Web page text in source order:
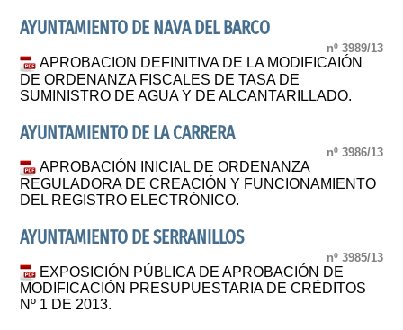
AYUNTAMIENTO DE NAVA DEL BARCO
nº 3989/13
APROBACION DEFINITIVA DE LA MODIFICAIÓN
DE ORDENANZA FISCALES DE TASA DE
SUMINISTRO DE AGUA Y DE ALCANTARILLADO.
AYUNTAMIENTO DE LA CARRERA
nº 3986/13
APROBACIÓN INICIAL DE ORDENANZA
REGULADORA DE CREACIÓN Y FUNCIONAMIENTO
DEL REGISTRO ELECTRÓNICO.
AYUNTAMIENTO DE SERRANILLOS
nº 3985/13
EXPOSICIÓN PÚBLICA DE APROBACIÓN DE
MODIFICACIÓN PRESUPUESTARIA DE CRÉDITOS
Nº 1 DE 2013.